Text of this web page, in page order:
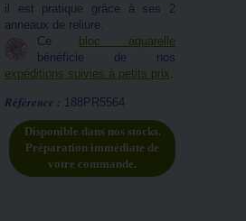
il est pratique grâce à ses 2
anneaux de reliure.
Ce
bloc aquarelle
bénéficie de nos
expéditions suivies à petits prix.
Référence : 188PR5564
Disponible dans nos stocks.
Préparation immédiate de
votre commande.